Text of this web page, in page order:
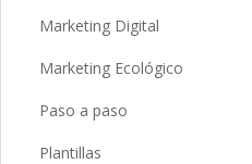
Marketing Digital
Marketing Ecológico
Paso a paso
Plantillas